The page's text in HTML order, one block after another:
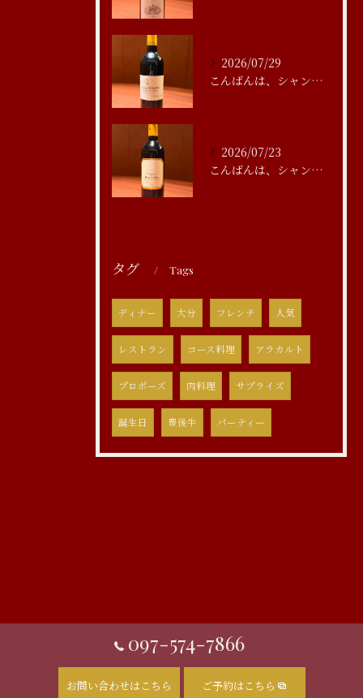
2026/07/29
こんばんは、シャンブルアスリール清水です
2026/07/23
こんばんは、シャンブルアスリール清水です
タグ Tags
ディナー 大分 フレンチ 人気
レストラン コース料理 アラカルト
プロポーズ 肉料理 サプライズ
誕生日 豊後牛 パーティー
097-574-7866
お問い合わせはこちら ご予約はこちら